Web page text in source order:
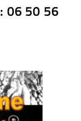
06 50 56